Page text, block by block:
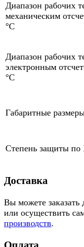
Диапазон рабочих
механическим
°С
Диапазон рабочих
электронным
°С
Габаритные
Степень защиты
Доставка
Вы можете заказать
или осуществить
производств.